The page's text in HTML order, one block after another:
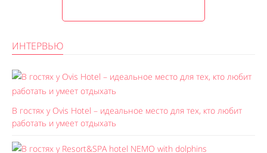
ИНТЕРВЬЮ
В гостях у Ovis Hotel – идеальное место для тех, кто любит
работать и умеет отдыхать